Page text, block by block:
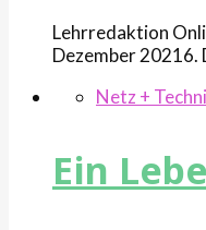
Lehrredaktion
Dezember 20216.
Netz +
Ein